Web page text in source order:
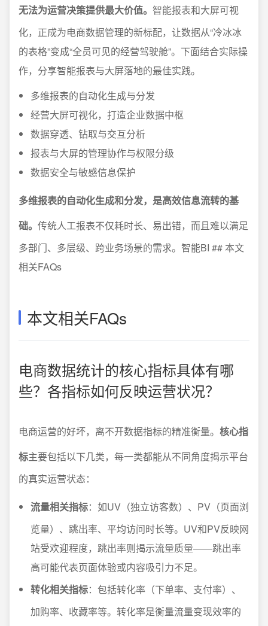
无法为运营决策提供最大价值。 智能报表和大屏可视
化，正成为电商数据管理的新标配，让数据从“冷冰冰
的表格”变成“全员可见的经营驾驶舱”。下面结合实际操
作，分享智能报表与大屏落地的最佳实践。
多维报表的自动化生成与分发
经营大屏可视化，打造企业数据中枢
数据穿透、钻取与交互分析
报表与大屏的管理协作与权限分级
数据安全与敏感信息保护
多维报表的自动化生成和分发，是高效信息流转的基
础。 传统人工报表不仅耗时长、易出错，而且难以满足
多部门、多层级、跨业务场景的需求。智能BI ## 本文
相关FAQs
本文相关FAQs
电商数据统计的核心指标具体有哪
些？各指标如何反映运营状况？
电商运营的好坏，离不开数据指标的精准衡量。 核心指
标主要包括以下几类，每一类都能从不同角度揭示平台
的真实运营状态：
流量相关指标：如UV（独立访客数）、PV（页面浏
览量）、跳出率、平均访问时长等。UV和PV反映网
站受欢迎程度，跳出率则揭示流量质量——跳出率
高可能代表页面体验或内容吸引力不足。
转化相关指标：包括转化率（下单率、支付率）、
加购率、收藏率等。转化率是衡量流量变现效率的